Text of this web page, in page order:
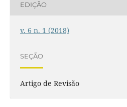
EDIÇÃO
v. 6 n. 1 (2018)
SEÇÃO
Artigo de Revisão